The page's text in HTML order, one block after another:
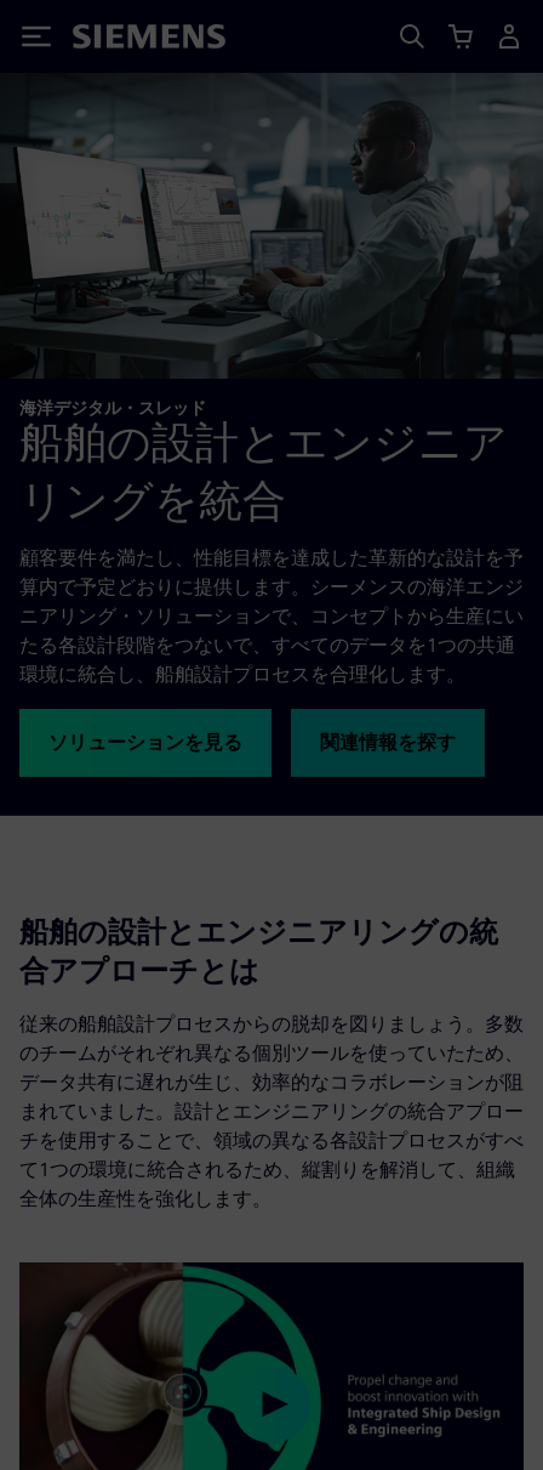
Siemens
海洋デジタル・スレッド
船舶の設計とエンジニア
リングを統合
顧客要件を満たし、性能目標を達成した革新的な設計を予
算内で予定どおりに提供します。シーメンスの海洋エンジ
ニアリング・ソリューションで、コンセプトから生産にい
たる各設計段階をつないで、すべてのデータを1つの共通
環境に統合し、船舶設計プロセスを合理化します。
ソリューションを見る 関連情報を探す
船舶の設計とエンジニアリングの統
合アプローチとは
従来の船舶設計プロセスからの脱却を図りましょう。多数
のチームがそれぞれ異なる個別ツールを使っていたため、
データ共有に遅れが生じ、効率的なコラボレーションが阻
まれていました。設計とエンジニアリングの統合アプロー
チを使用することで、領域の異なる各設計プロセスがすべ
て1つの環境に統合されるため、縦割りを解消して、組織
全体の生産性を強化します。